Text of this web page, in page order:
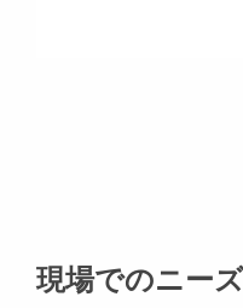
現場でのニー